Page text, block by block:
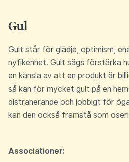
Gul
Gult står för glädje, optimism,
nyfikenhet. Gult sägs förstärka
en känsla av att en produkt är
så kan för mycket gult på en
distraherande och jobbigt för
kan den också framstå som
Associationer: